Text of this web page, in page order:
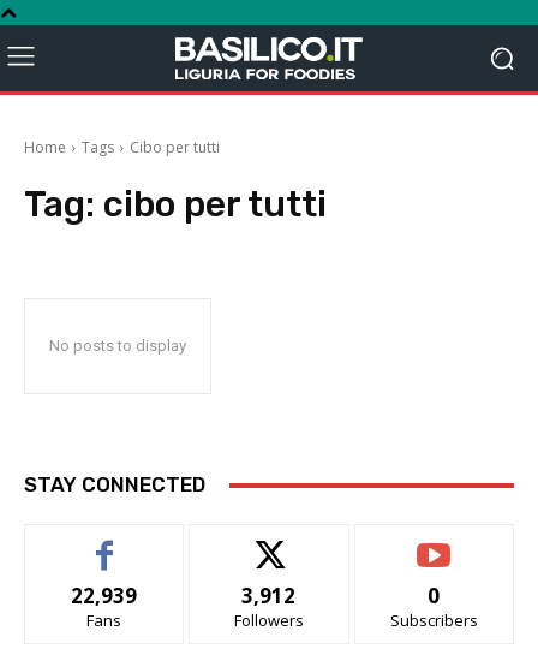
Home Tags Cibo per tutti
Tag: cibo per tutti
No posts to display
STAY CONNECTED
22,939
Fans
3,912
Followers
0
Subscribers